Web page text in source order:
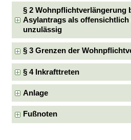
§ 2 Wohnpflichtverlängerung
Asylantrags als
unzulässig
§ 3 Grenzen der
§ 4 Inkrafttreten
Anlage
Fußnoten